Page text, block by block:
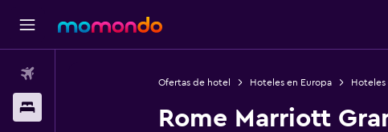
Ofertas de hotel Hoteles en Europa Hoteles
Rome Marriott